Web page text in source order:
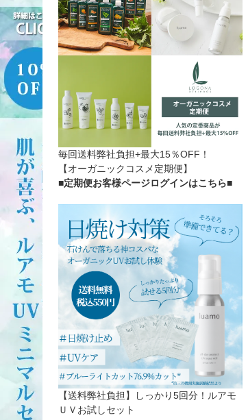
毎回送料弊社負担+最大15％OFF！
【オーガニックコスメ定期便】
■定期便お客様ページログインはこちら■
【送料弊社負担】しっかり5回分！ルアモ
ＵＶお試しセット